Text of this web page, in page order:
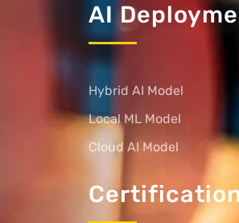
AI
Hybrid AI Model
Local ML Model
Cloud AI Model